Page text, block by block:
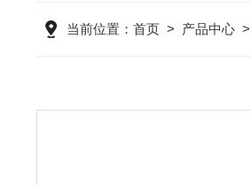
当前位置： 首页> 产品中心>